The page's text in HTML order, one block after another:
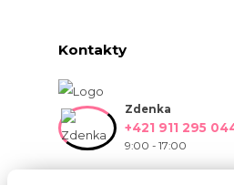
Kontakty
Zdenka
+421 911 295
9:00 - 17:00